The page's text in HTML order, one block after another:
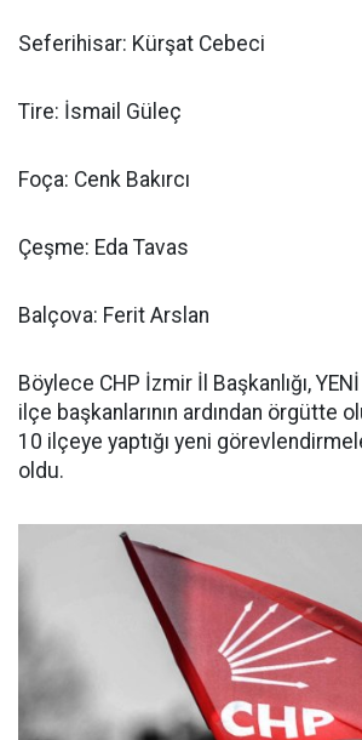
Seferihisar: Kürşat Cebeci
Tire: İsmail Güleç
Foça: Cenk Bakırcı
Çeşme: Eda Tavas
Balçova: Ferit Arslan
Böylece CHP İzmir İl Başkanlığı,
ilçe başkanlarının ardından örgütte
10 ilçeye yaptığı yeni
oldu.